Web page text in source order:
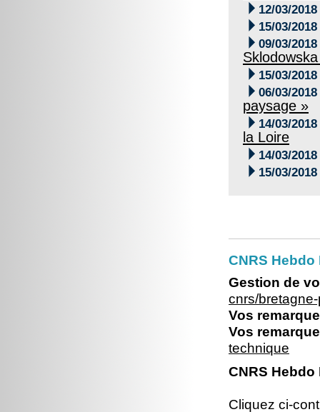
 12/03/2018
 15/03/2018
 09/03/2018
 15/03/2018
 06/03/2018
paysage »
 14/03/2018
la Loire
 14/03/2018
 15/03/2018
CNRS
Gestion de
cnrs/
Vos
Vos
technique
CNRS
Cliquez ci-